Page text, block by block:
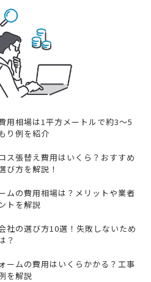
用相場は1平方メートルで約3〜5
り例を紹介
ス張替え費用はいくら？おすすめ
び方を解説！
ムの費用相場は？メリットや業者
トを解説
社の選び方10選！失敗しないため
？
ームの費用はいくらかかる？工事
を解説